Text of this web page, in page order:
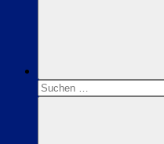
Suchen
nach: